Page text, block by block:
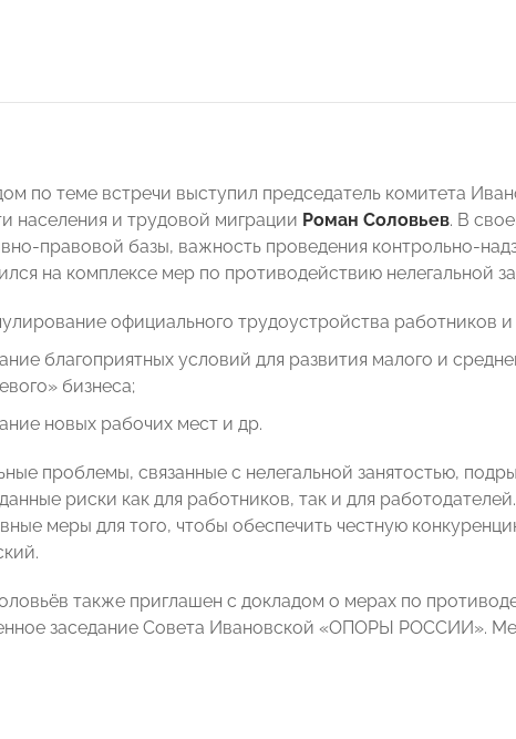
по теме встречи выступил председатель комитета
населения и трудовой миграции Роман Соловьев. В
правовой базы, важность проведения контрольно-
на комплексе мер по противодействию нелегальной
официального трудоустройства работников
благоприятных условий для развития малого и
бизнеса;
новых рабочих мест и др.
проблемы, связанные с нелегальной занятостью,
риски как для работников, так и для
меры для того, чтобы обеспечить честную
также приглашен с докладом о мерах по
заседание Совета Ивановской «ОПОРЫ РОССИИ».